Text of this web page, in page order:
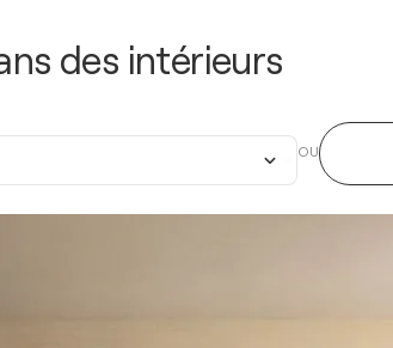
des intérieurs
OU